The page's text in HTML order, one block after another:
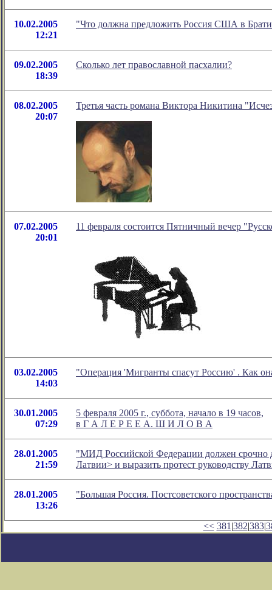
10.02.2005
12:21
"Что должна предложить Россия США в
09.02.2005
18:39
Сколько лет православной пасхалии?
08.02.2005
20:07
Третья часть романа Виктора Никитина
07.02.2005
20:01
11 февраля состоится Пятничный вечер
03.02.2005
14:03
"Операция 'Мигранты спасут Россию' . Как
30.01.2005
07:29
5 февраля 2005 г., суббота, начало в 19 часов,
в Г А Л Е Р Е Е А. Ш И Л О В А
28.01.2005
21:59
"МИД Российской Федерации должен срочно
Латвии> и выразить протест руководству
28.01.2005
13:26
"Большая Россия. Постсоветского
<< 381 |382|383|